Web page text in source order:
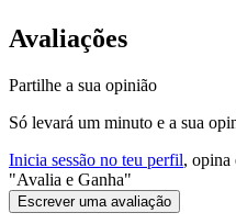
Avaliações
Partilhe a sua opinião
Só levará um minuto e a sua
Inicia sessão no teu perfil, opina
"Avalia e Ganha"
Escrever uma avaliação